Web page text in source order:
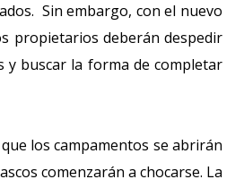
Sin embargo, con el nuevo
propietarios deberán despedir
y buscar la forma de completar
los campamentos se abrirán
comenzarán a chocarse. La